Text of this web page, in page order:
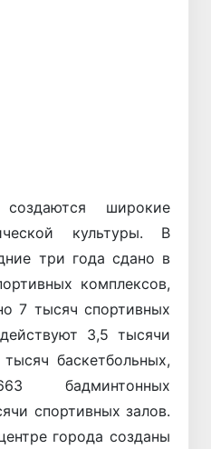
широкие
культуры. В
три года сдано в
комплексов,
7 тысяч спортивных
3,5 тысячи
баскетбольных,
бадминтонных
спортивных залов.
города созданы